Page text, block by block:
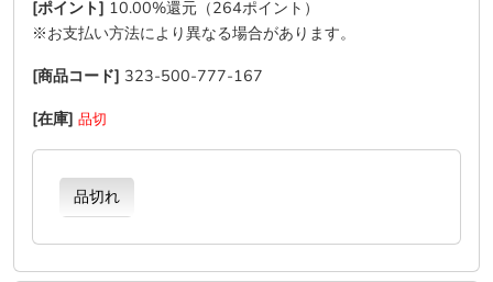
[ポイント] 10.00%還元（264ポイント）
※お支払い方法により異なる場合があります。
[商品コード] 323-500-777-167
[在庫] 品切
品切れ